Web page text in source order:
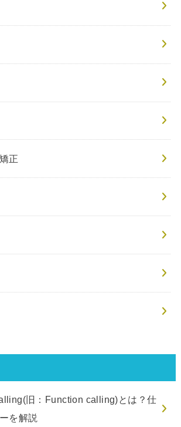
正
旧：Function calling)とは？仕
を解説